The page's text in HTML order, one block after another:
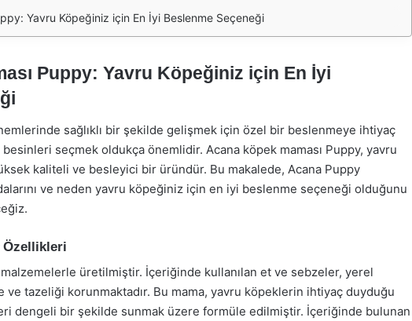
Yavru Köpeğiniz için En İyi Beslenme Seçeneği
Puppy: Yavru Köpeğiniz için En İyi
sağlıklı bir şekilde gelişmek için özel bir beslenmeye ihtiyaç
seçmek oldukça önemlidir. Acana köpek maması Puppy, yavru
kaliteli ve besleyici bir üründür. Bu makalede, Acana Puppy
ve neden yavru köpeğiniz için en iyi beslenme seçeneği olduğunu
Özellikleri
üretilmiştir. İçeriğinde kullanılan et ve sebzeler, yerel
tazeliği korunmaktadır. Bu mama, yavru köpeklerin ihtiyaç duyduğu
dengeli bir şekilde sunmak üzere formüle edilmiştir. İçeriğinde bulunan